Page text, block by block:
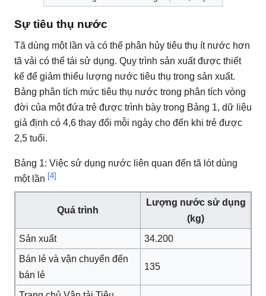
Sự tiêu thụ nước
Tã dùng một lần và có thể phân hủy tiêu thụ ít nước hơn
tã vải có thể tái sử dụng. Quy trình sản xuất được thiết
kế để giảm thiểu lượng nước tiêu thụ trong sản xuất.
Bảng phân tích mức tiêu thụ nước trong phân tích vòng
đời của một đứa trẻ được trình bày trong Bảng 1, dữ liệu
giả định có 4,6 thay đổi mỗi ngày cho đến khi trẻ được
2,5 tuổi.
Bảng 1: Việc sử dụng nước liên quan đến tã lót dùng
một lần [4]
Quá trình
Lượng nước sử dụng
(kg)
Sản xuất
34.200
Bán lẻ và vận chuyển đến
bán lẻ
135